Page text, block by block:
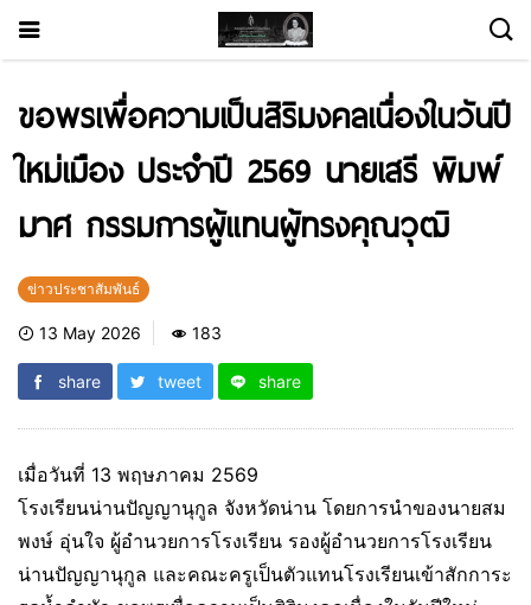
ขอพรเพื่อความเป็นสิริมงคลเนื่องในวันปี
ใหม่เมือง ประจำปี 2569 นายเสรี พิมพ์
มาศ กรรมการผู้แทนผู้ทรงคุณวุฒิ
ข่าวประชาสัมพันธ์
13 May 2026 183
share tweet share
เมื่อวันที่ 13 พฤษภาคม 2569
โรงเรียนน่านปัญญานุกูล จังหวัดน่าน โดยการนำของนายสม
พงษ์ อุ่นใจ ผู้อำนวยการโรงเรียน รองผู้อำนวยการโรงเรียน
น่านปัญญานุกูล และคณะครูเป็นตัวแทนโรงเรียนเข้าสักการะ